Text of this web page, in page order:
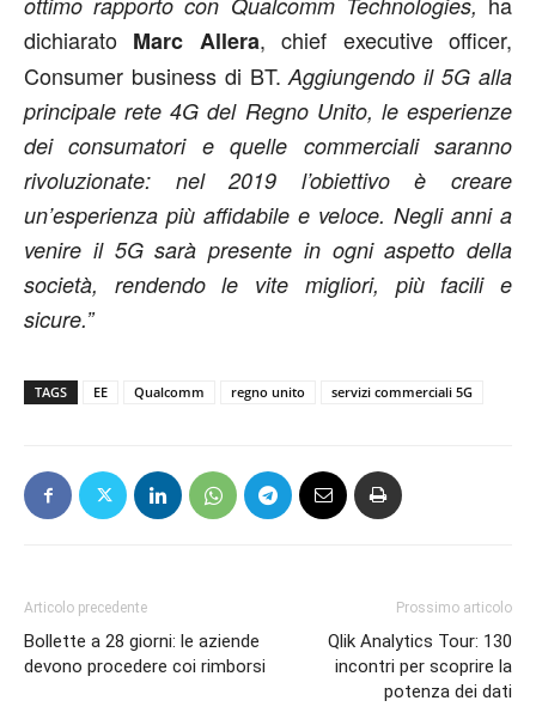
dichiarato Marc Allera, chief executive officer,
Consumer business di BT.Aggiungendo il 5G alla
principale rete 4G del Regno Unito, le esperienze
dei consumatori e quelle commerciali saranno
rivoluzionate: nel 2019 l’obiettivo è creare
un’esperienza più affidabile e veloce. Negli anni a
venire il 5G sarà presente in ogni aspetto della
società, rendendo le vite migliori, più facili e
sicure.”
TAGS EE Qualcomm regno unito servizi commerciali 5G
Articolo precedente
Bollette a 28 giorni: le aziende
devono procedere coi rimborsi
Prossimo articolo
Qlik Analytics Tour: 130
incontri per scoprire la
potenza dei dati